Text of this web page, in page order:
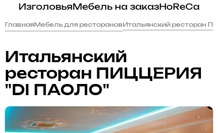
Изголовья Мебель на заказHoReCa
ГлавнаяМебель для ресторанов Итальянский ресторан
Итальянский
ресторан ПИЦЦЕРИЯ
"DI ПАОЛО"